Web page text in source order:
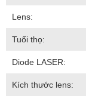
Lens:
Tuổi thọ:
Diode LASER:
Kích thước lens: